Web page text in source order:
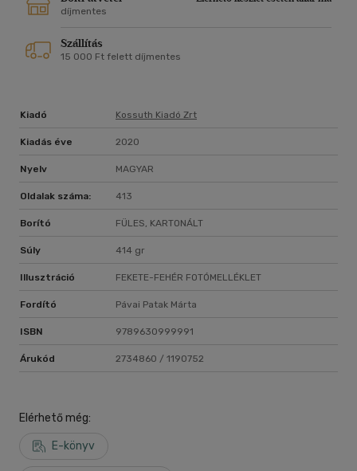
pillanataiban.
díjmentes
Szállítás
15 000 Ft felett díjmentes
Kiadó Kossuth Kiadó Zrt
Kiadás éve 2020
Nyelv MAGYAR
Oldalak száma: 413
Borító FÜLES, KARTONÁLT
Súly 414 gr
Illusztráció FEKETE-FEHÉR FOTÓMELLÉKLET
Fordító Pávai Patak Márta
ISBN 9789630999991
Árukód 2734860 / 1190752
Elérhető még:
E-könyv